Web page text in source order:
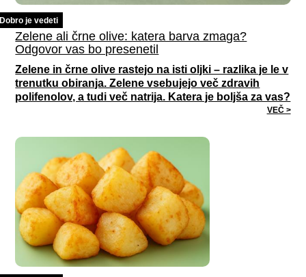
Dobro je vedeti
Zelene ali črne olive: katera barva zmaga?
Odgovor vas bo presenetil
Zelene in črne olive rastejo na isti oljki – razlika je le v
trenutku obiranja. Zelene vsebujejo več zdravih
polifenolov, a tudi več natrija. Katera je boljša za vas?
VEČ >